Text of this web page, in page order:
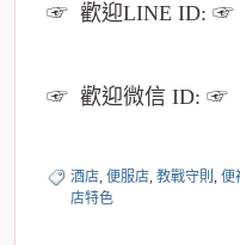
☞ 歡迎LINE ID: ☞
☞ 歡迎微信 ID: ☞ [
酒店, 便服店, 教戰守則 , 便
店特色